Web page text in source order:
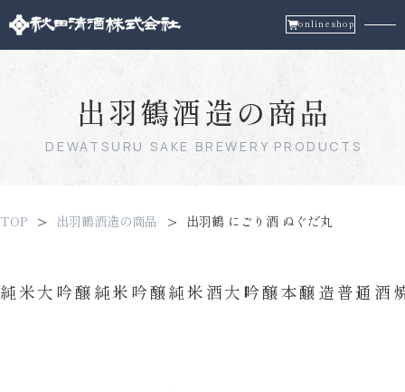
onlineshop
出羽鶴酒造の商品
DEWATSURU SAKE BREWERY PRODUCTS
TOP 出羽鶴酒造の商品 出羽鶴 にごり酒 ぬぐだ丸
純米大吟醸純米吟醸純米酒大吟醸本醸造普通酒